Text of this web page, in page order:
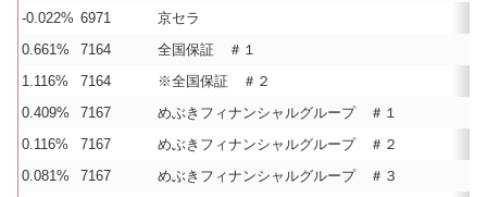
-0.022% 6971
京セラ
0.661%
7164
全国保証 ＃１
1.116%
7164
※全国保証 ＃２
0.409%
7167
めぶきフィナンシャルグループ ＃１
0.116%
7167
めぶきフィナンシャルグループ ＃２
0.081%
7167
めぶきフィナンシャルグループ ＃３